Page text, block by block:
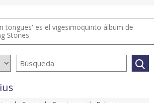
tongues' es el vigesimoquinto álbum de
Stones